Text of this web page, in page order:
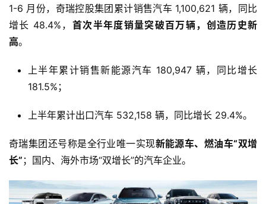
1-6 月份，奇瑞控股集团累计销售汽车 1,100,621 辆，同比
增长 48.4%， 首次半年度销量突破百万辆，创造历史新
高。
上半年累计销售新能源汽车 180,947 辆，同比增长
181.5%；
上半年累计出口汽车 532,158 辆，同比增长 29.4%。
奇瑞集团还号称是全行业唯一实现新能源车、燃油车“双增
长” ；国内、海外市场“双增长”的汽车企业。